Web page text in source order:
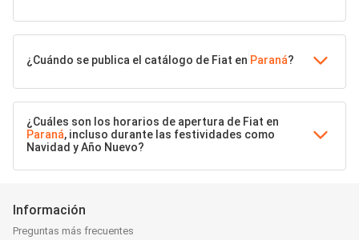
¿Cuándo se publica el catálogo de Fiat en Paraná?
¿Cuáles son los horarios de apertura de Fiat en
Paraná, incluso durante las festividades como
Navidad y Año Nuevo?
Información
Preguntas más frecuentes